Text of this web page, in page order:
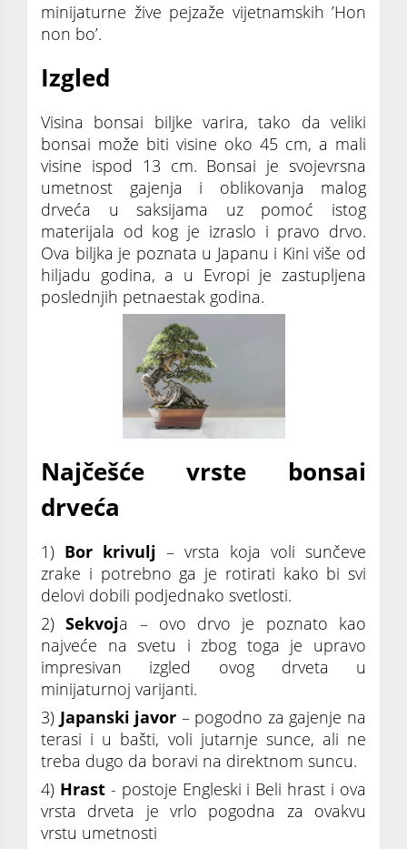
minijaturne žive pejzaže vijetnamskih ’Hon
non bo’.
Izgled
Visina bonsai biljke varira, tako da veliki
bonsai može biti visine oko 45 cm, a mali
visine ispod 13 cm. Bonsai je svojevrsna
umetnost gajenja i oblikovanja malog
drveća u saksijama uz pomoć istog
materijala od kog je izraslo i pravo drvo.
Ova biljka je poznata u Japanu i Kini više od
hiljadu godina, a u Evropi je zastupljena
poslednjih petnaestak godina.
Najčešće vrste bonsai
drveća
1) Bor krivulj – vrsta koja voli sunčeve
zrake i potrebno ga je rotirati kako bi svi
delovi dobili podjednako svetlosti.
2)Sekvoja – ovo drvo je poznato kao
najveće na svetu i zbog toga je upravo
impresivan izgled ovog drveta u
minijaturnoj varijanti.
3) Japanski javor – pogodno za gajenje na
terasi i u bašti, voli jutarnje sunce, ali ne
treba dugo da boravi na direktnom suncu.
4) Hrast- postoje Engleski i Beli hrast i ova
vrsta drveta je vrlo pogodna za ovakvu
vrstu umetnosti